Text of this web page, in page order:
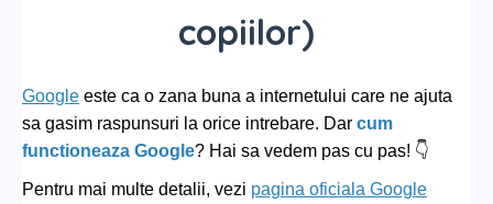
copiilor)
Google este ca o zana buna a internetului care ne ajuta
sa gasim raspunsuri la orice intrebare. Dar cum
functioneaza Google? Hai sa vedem pas cu pas! 👇
Pentru mai multe detalii, vezi pagina oficiala Google